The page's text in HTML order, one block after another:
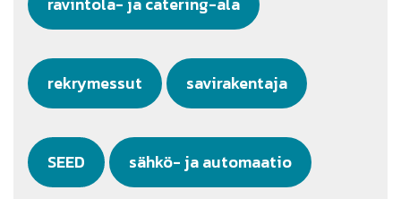
rekrymessut savirakentaja
SEED sähkö- ja automaatio